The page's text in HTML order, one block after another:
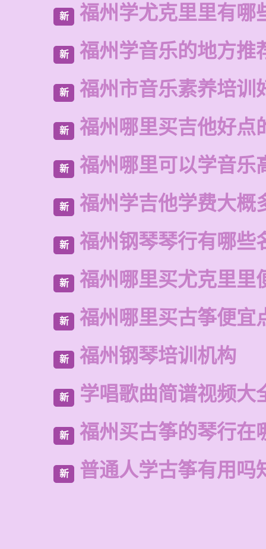
新 福州学尤克里里有哪
新 福州学音乐的地方推
新 福州市音乐素养培训
新 福州哪里买吉他好点
新 福州哪里可以学音乐
新 福州学吉他学费大概
新 福州钢琴琴行有哪些
新 福州哪里买尤克里里
新 福州哪里买古筝便宜
新 福州钢琴培训机构
新 学唱歌曲简谱视频大
新 福州买古筝的琴行在
新 普通人学古筝有用吗